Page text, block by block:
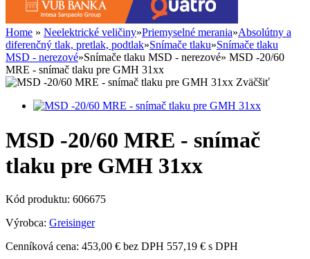
Home » Neelektrické veličiny»Priemyselné merania»Absolútny a
diferenčný tlak, pretlak, podtlak»Snímače tlaku»Snímače tlaku
MSD - nerezové»Snímače tlaku MSD - nerezové» MSD -20/60
MRE - snímač tlaku pre GMH 31xx
Zväčšiť
MSD -20/60 MRE - snímač
tlaku pre GMH 31xx
Kód produktu: 606675
Výrobca: Greisinger
Cenníková cena: 453,00 € bez DPH 557,19 € s DPH